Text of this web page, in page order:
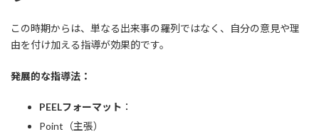
この時期からは、単なる出来事の羅列ではなく、自分の意見や理
由を付け加える指導が効果的です。
発展的な指導法：
PEELフォーマット ：
Point（主張）